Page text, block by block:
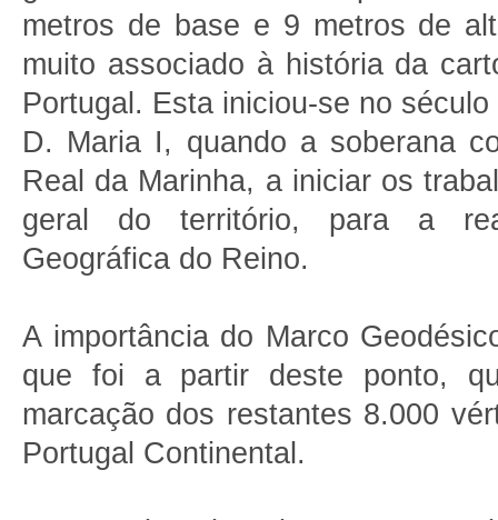
metros de base e 9 metros de
muito associado à história da
Portugal. Esta iniciou-se no
D. Maria I, quando a soberana
Real da Marinha, a iniciar os
geral do território, para a
Geográfica do Reino.
A importância do Marco
que foi a partir deste ponto,
marcação dos restantes 8.000
Portugal Continental.